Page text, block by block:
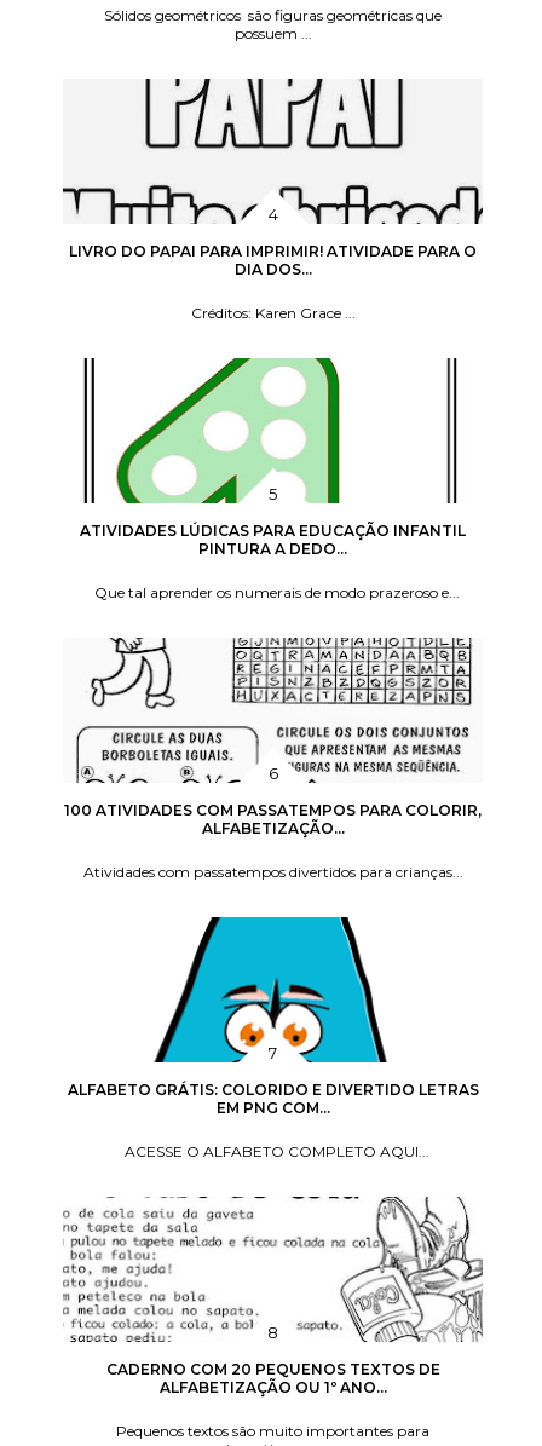
Sólidos geométricos são figuras geométricas que
possuem ...
LIVRO DO PAPAI PARA IMPRIMIR! ATIVIDADE PARA O
DIA DOS...
Créditos: Karen Grace ...
ATIVIDADES LÚDICAS PARA EDUCAÇÃO INFANTIL
PINTURA A DEDO...
Que tal aprender os numerais de modo prazeroso e...
100 ATIVIDADES COM PASSATEMPOS PARA COLORIR,
ALFABETIZAÇÃO...
Atividades com passatempos divertidos para crianças...
ALFABETO GRÁTIS: COLORIDO E DIVERTIDO LETRAS
EM PNG COM...
ACESSE O ALFABETO COMPLETO AQUI...
CADERNO COM 20 PEQUENOS TEXTOS DE
ALFABETIZAÇÃO OU 1º ANO...
Pequenos textos são muito importantes para